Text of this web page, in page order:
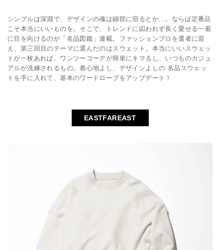
シンプルは深淵で、デザインの魂は細部に宿るとか...。ならば定番品
こそ本当にいいものを。そこで、トレンドに囚われず長く愛せる一着
に目を向けるのが「名品図鑑」連載。ファッションプロを選者に迎
え、第三回目のテーマに選んだのはスウェット。本当にいいスウェッ
トが一枚あれば、ワンツーコーデが簡単にキマるし、いつものカジュ
アルが洗練されるもの。着心地よし、デザインよしの 名品スウェッ
トを手に入れて、基本のワードローブをアップデート！
EASTFAREAST